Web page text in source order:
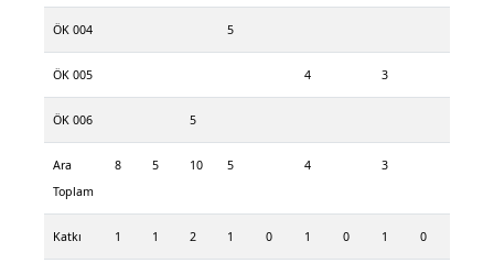
ÖK 004 5
ÖK 005 4 3
ÖK 006 5
Ara
Toplam
8 5 10 5 4 3
Katkı 1 1 2 1 0 1 0 1 0